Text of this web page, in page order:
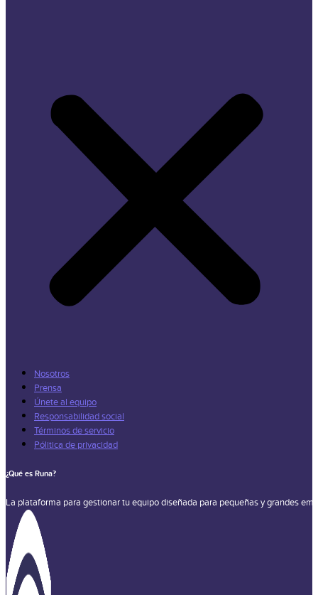
Nosotros
Prensa
Únete al equipo
Responsabilidad social
Términos de servicio
Pólitica de privacidad
¿Qué es Runa?
La plataforma para gestionar tu equipo diseñada para pequeñas y grandes